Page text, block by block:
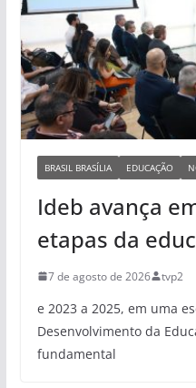
BRASIL BRASÍLIA EDUCAÇÃO
Ideb avança
etapas da
7 de agosto de 2026 tvp2
e 2023 a 2025, em uma
Desenvolvimento da
fundamental